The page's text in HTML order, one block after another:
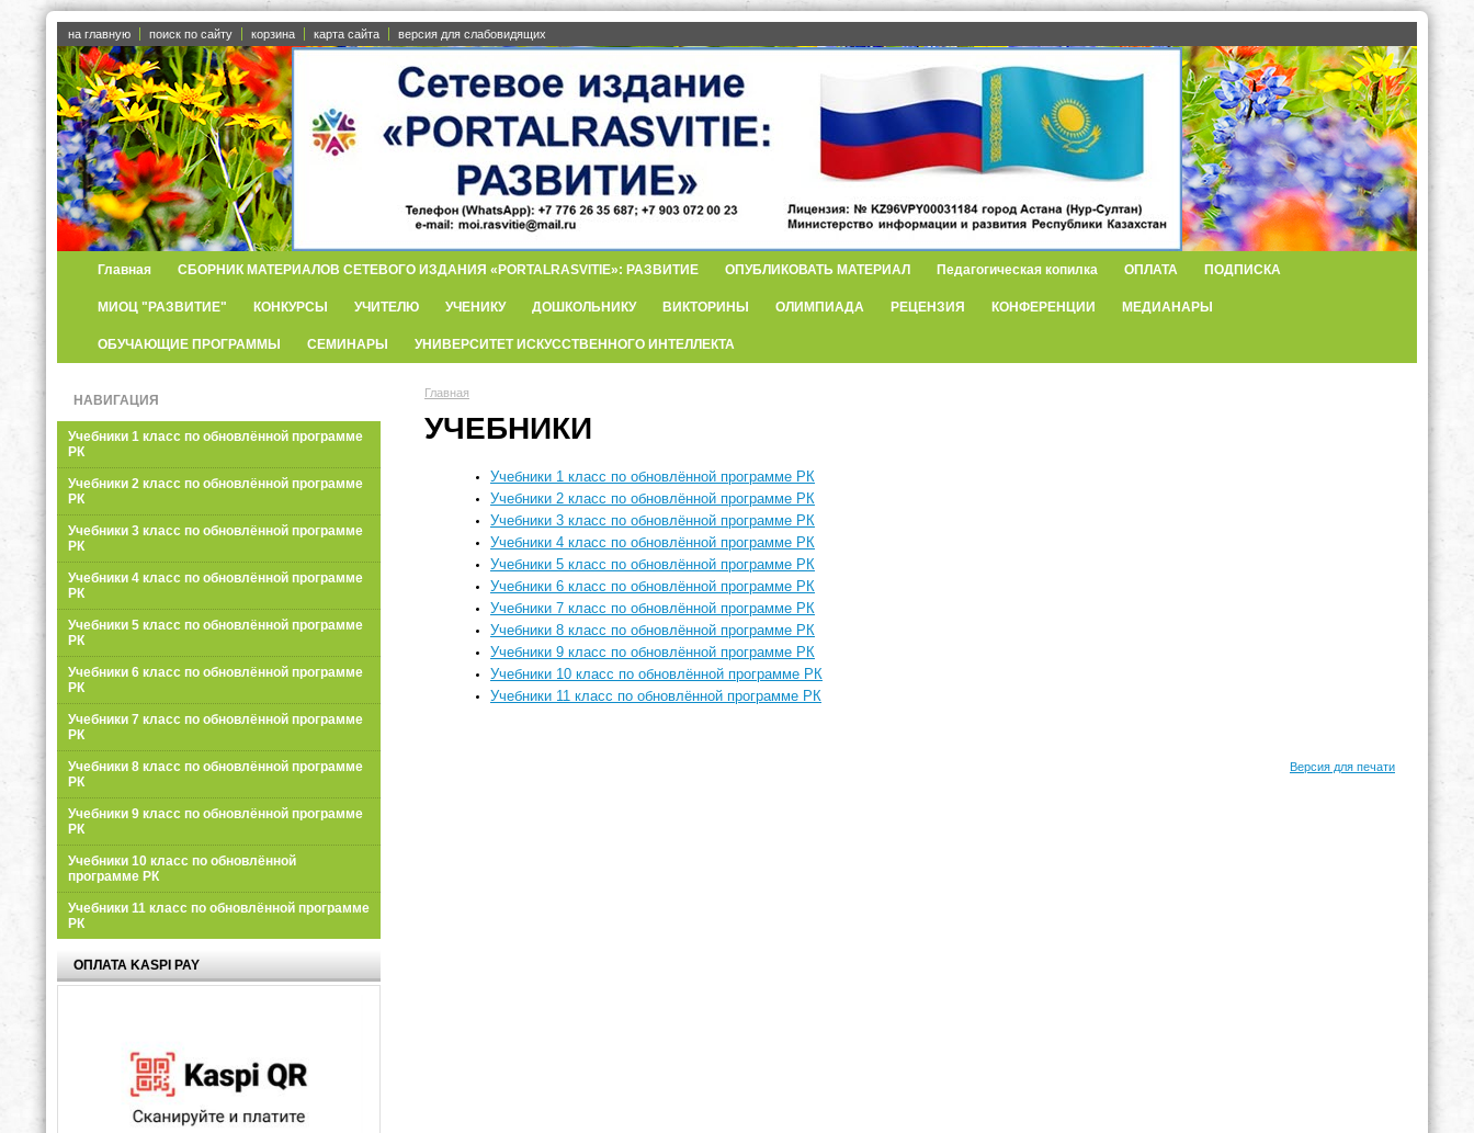
на главную поиск по сайту корзина карта сайта версия для слабовидящих
Главная СБОРНИК МАТЕРИАЛОВ СЕТЕВОГО ИЗДАНИЯ «PORTALRASVITIE»: РАЗВИТИЕ ОПУБЛИКОВАТЬ МАТЕРИАЛ Педагогическая копилка ОПЛАТА ПОДПИСКА
МИОЦ "РАЗВИТИЕ" КОНКУРСЫ УЧИТЕЛЮ УЧЕНИКУ ДОШКОЛЬНИКУ ВИКТОРИНЫ ОЛИМПИАДА РЕЦЕНЗИЯ КОНФЕРЕНЦИИ МЕДИАНАРЫ
ОБУЧАЮЩИЕ ПРОГРАММЫ СЕМИНАРЫ УНИВЕРСИТЕТ ИСКУССТВЕННОГО ИНТЕЛЛЕКТА
НАВИГАЦИЯ
Учебники 1 класс по обновлённой программе
РК
Учебники 2 класс по обновлённой программе
РК
Учебники 3 класс по обновлённой программе
РК
Учебники 4 класс по обновлённой программе
РК
Учебники 5 класс по обновлённой программе
РК
Учебники 6 класс по обновлённой программе
РК
Учебники 7 класс по обновлённой программе
РК
Учебники 8 класс по обновлённой программе
РК
Учебники 9 класс по обновлённой программе
РК
Учебники 10 класс по обновлённой
программе РК
Учебники 11 класс по обновлённой программе
РК
ОПЛАТА KASPI PAY
Главная
УЧЕБНИКИ
Учебники 1 класс по обновлённой программе РК
Учебники 2 класс по обновлённой программе РК
Учебники 3 класс по обновлённой программе РК
Учебники 4 класс по обновлённой программе РК
Учебники 5 класс по обновлённой программе РК
Учебники 6 класс по обновлённой программе РК
Учебники 7 класс по обновлённой программе РК
Учебники 8 класс по обновлённой программе РК
Учебники 9 класс по обновлённой программе РК
Учебники 10 класс по обновлённой программе РК
Учебники 11 класс по обновлённой программе РК
Версия для печати